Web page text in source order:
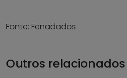
Fonte: Fenadados
Outros relacionados